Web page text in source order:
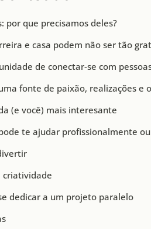
por que precisamos deles?
e casa podem não ser tão
de conectar-se com
fonte de paixão, realizações e
(e você) mais interesante
te ajudar profissionalmente
criatividade
dedicar a um projeto paralelo